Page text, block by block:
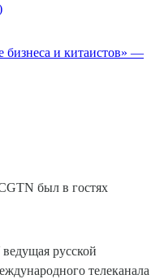
и китаистов» —
был в гостях
русской
телеканала